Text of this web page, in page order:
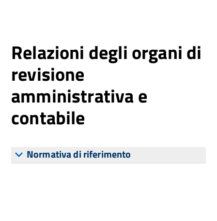
Relazioni degli organi di
revisione
amministrativa e
contabile
Normativa di riferimento